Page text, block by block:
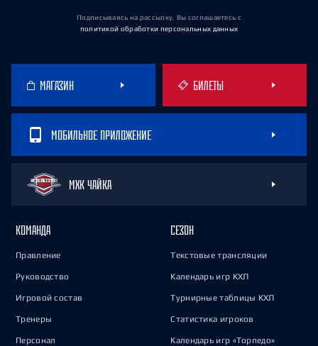
Подписываясь на рассылку, Вы соглашаетесь с
политикой обработки персональных данных
МАГАЗИН БИЛЕТЫ
МОБИЛЬНОЕ ПРИЛОЖЕНИЕ
МХК ЧАЙКА
КОМАНДА
Правление
Руководство
Игровой состав
Тренеры
Персонал
СЕЗОН
Текстовые трансляции
Календарь игр КХЛ
Турнирные таблицы КХЛ
Статистика игроков
Календарь игр «Торпедо»